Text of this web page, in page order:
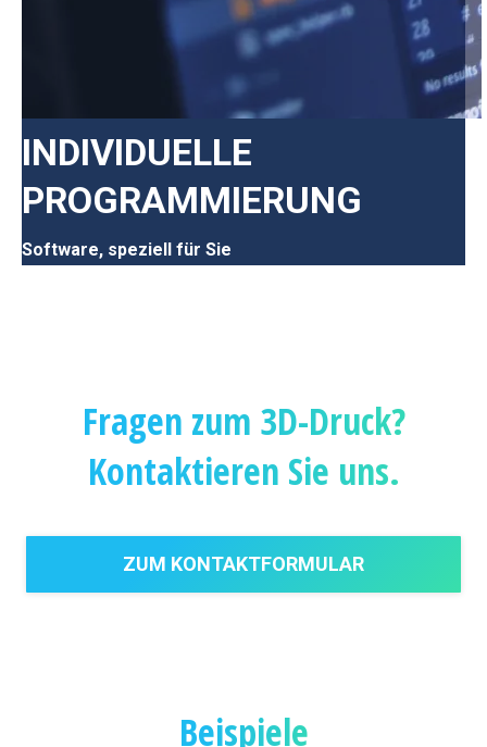
INDIVIDUELLE
PROGRAMMIERUNG
Software, speziell für Sie
Fragen zum 3D-Druck?
Kontaktieren Sie uns.
ZUM KONTAKTFORMULAR
Beispiele